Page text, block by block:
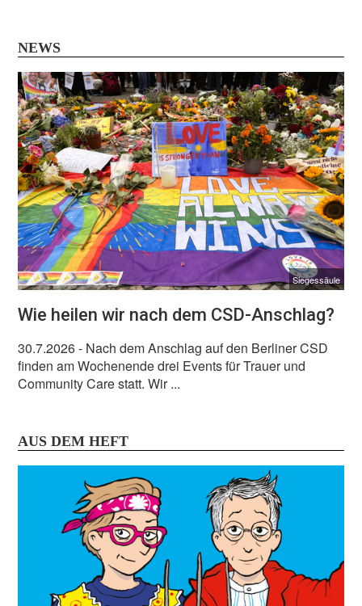
NEWS
Siegessäule
Wie heilen wir nach dem CSD-Anschlag?
30.7.2026- Nach dem Anschlag auf den Berliner CSD
finden am Wochenende drei Events für Trauer und
Community Care statt. Wir ...
AUS DEM HEFT